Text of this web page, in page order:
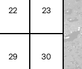
22 23
29 30